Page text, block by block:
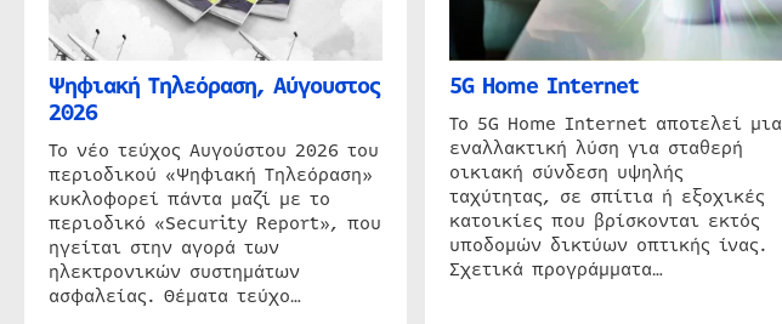
Ψηφιακή Τηλεόραση, Αύγουστος
2026
Το νέο τεύχος Αυγούστου 2026 του
περιοδικού «Ψηφιακή Τηλεόραση»
κυκλοφορεί πάντα μαζί με το
περιοδικό «Security Report», που
ηγείται στην αγορά των
ηλεκτρονικών συστημάτων
ασφαλείας. Θέματα τεύχο…
5G Home Internet
Το 5G Home Internet αποτελεί μια
εναλλακτική λύση για σταθερή
οικιακή σύνδεση υψηλής
ταχύτητας, σε σπίτια ή εξοχικές
κατοικίες που βρίσκονται εκτός
υποδομών δικτύων οπτικής ίνας.
Σχετικά προγράμματα…